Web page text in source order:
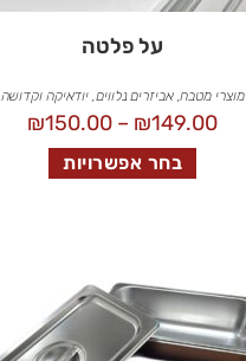
על פלטה
מוצרי מטבח,אביזרים נלווים, יודאיקה וקדושה
₪149.00
–
₪150.00
בחר אפשרויות